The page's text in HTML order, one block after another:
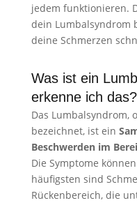
jedem funktionieren.
dein Lumbalsyndrom
deine Schmerzen
Was ist ein
erkenne ich das?
Das Lumbalsyndrom,
bezeichnet, ist ein
Beschwerden im
Die Symptome
häufigsten sind
Rückenbereich, die